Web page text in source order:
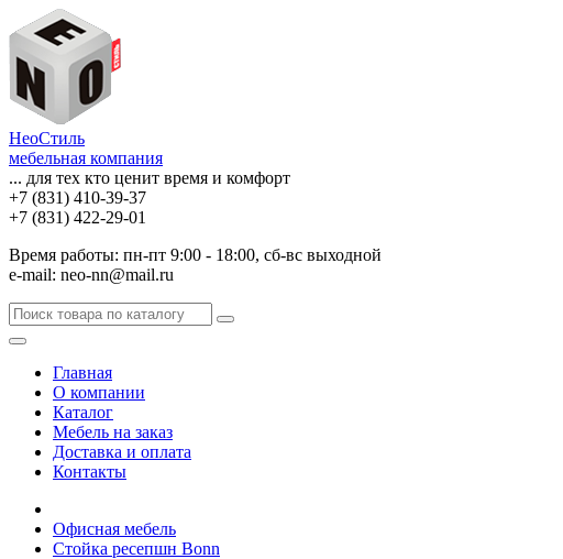
НеоСтиль
мебельная компания
... для тех кто ценит время и комфорт
+7 (831) 410-39-37
+7 (831) 422-29-01
Время работы: пн-пт 9:00 - 18:00, сб-вс выходной
e-mail: neo-nn@mail.ru
Главная
О компании
Каталог
Мебель на заказ
Доставка и оплата
Контакты
Офисная мебель
Стойка ресепшн Bonn